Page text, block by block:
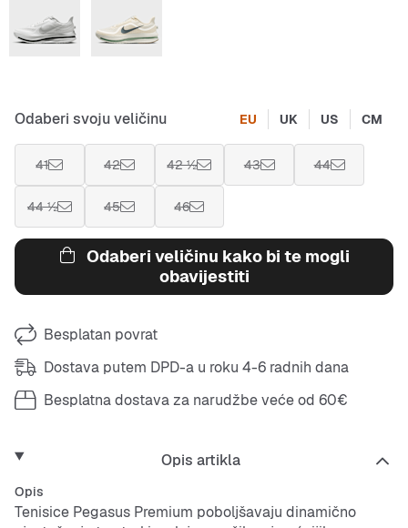
Odaberi svoju veličinu EU UK US CM
41 42 42 ½ 43 44
44 ½ 45 46
Odaberi veličinu kako bi te mogli
obavijestiti
Besplatan povrat
Dostava putem DPD-a u roku 4-6 radnih dana
Besplatna dostava za narudžbe veće od 60€
Opis artikla
Opis
Tenisice Pegasus Premium poboljšavaju dinamično